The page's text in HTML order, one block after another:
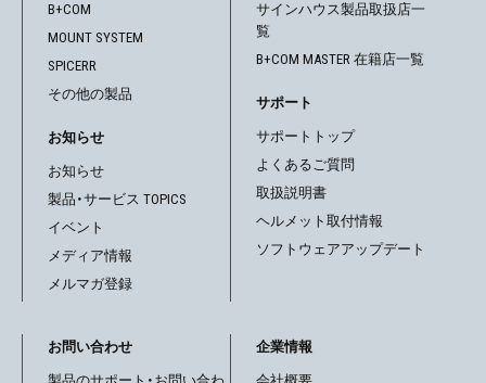
B+COM
MOUNT SYSTEM
SPICERR
その他の製品
お知らせ
お知らせ
製品・サービス TOPICS
イベント
メディア情報
メルマガ登録
サインハウス製品取扱店一
覧
B+COM MASTER 在籍店一覧
サポート
サポートトップ
よくあるご質問
取扱説明書
ヘルメット取付情報
ソフトウェアアップデート
お問い合わせ 企業情報